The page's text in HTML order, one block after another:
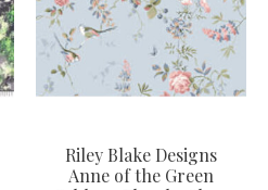
Riley Blake Designs
Anne of the Green